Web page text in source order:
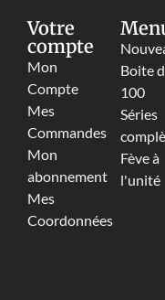
Votre
compte
Mon
Compte
Mes
Commandes
Mon
abonnement
Mes
Coordonnées
Boite
100
Séries
Fève à
l'unité